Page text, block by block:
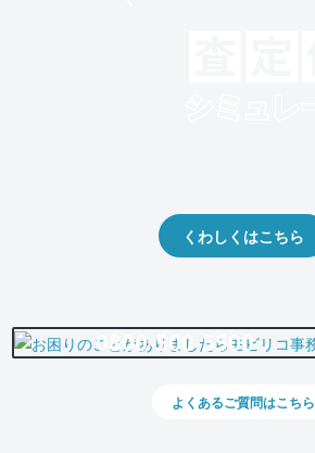
くわしくはこちら
0800-500-5500
よくあるご質問はこちら